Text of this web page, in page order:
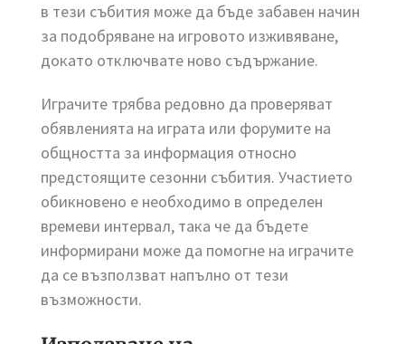
в тези събития може да бъде забавен начин
за подобряване на игровото изживяване,
докато отключвате ново съдържание.
Играчите трябва редовно да проверяват
обявленията на играта или форумите на
общността за информация относно
предстоящите сезонни събития. Участието
обикновено е необходимо в определен
времеви интервал, така че да бъдете
информирани може да помогне на играчите
да се възползват напълно от тези
възможности.